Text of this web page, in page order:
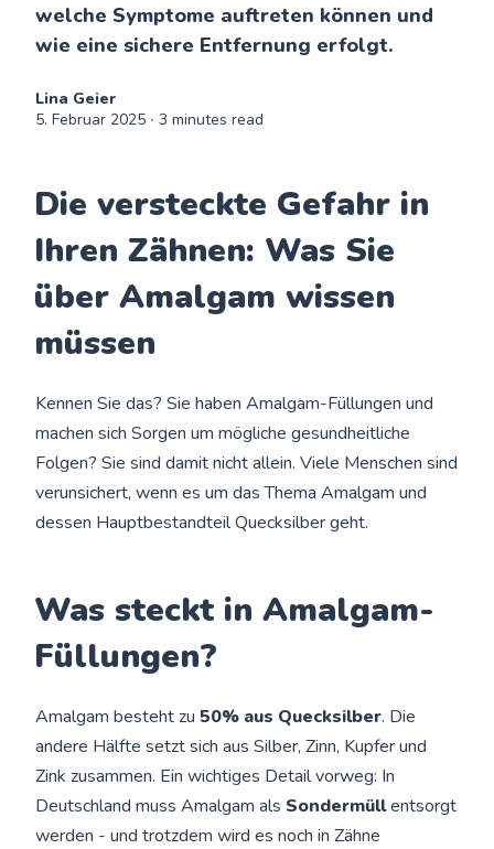
welche Symptome auftreten können und
wie eine sichere Entfernung erfolgt.
Lina Geier
5. Februar 2025 ∙ 3 minutes read
Die versteckte Gefahr in
Ihren Zähnen: Was Sie
über Amalgam wissen
müssen
Kennen Sie das? Sie haben Amalgam-Füllungen und
machen sich Sorgen um mögliche gesundheitliche
Folgen? Sie sind damit nicht allein. Viele Menschen sind
verunsichert, wenn es um das Thema Amalgam und
dessen Hauptbestandteil Quecksilber geht.
Was steckt in Amalgam-
Füllungen?
Amalgam besteht zu 50% aus Quecksilber. Die
andere Hälfte setzt sich aus Silber, Zinn, Kupfer und
Zink zusammen. Ein wichtiges Detail vorweg: In
Deutschland muss Amalgam als Sondermüllentsorgt
werden - und trotzdem wird es noch in Zähne